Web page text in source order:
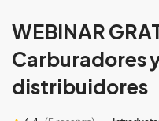
WEBINAR
Carburadores
distribuidores